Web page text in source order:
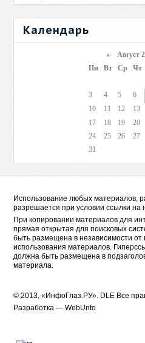
Календарь
«Август
Пн
Вт Ср Чт
3
4 5 6
10
11 12 13
17
18 19 20
24
25 26 27
31
Использование любых материалов,
разрешается при условии ссылки на
При копировании материалов для
прямая открытая для поисковых
быть размещена в независимости от
использования материалов.
должна быть размещена в
материала.
© 2013, «ИнфоГлаз.РУ». DLE Все
Разработка —WebUnto